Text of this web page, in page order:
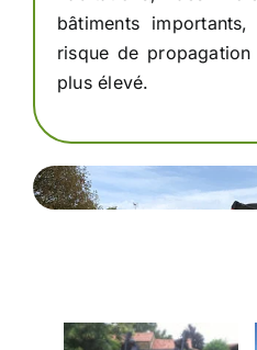
bâtiments
risque de
plus élevé.